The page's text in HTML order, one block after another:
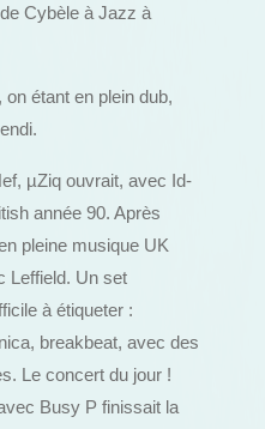
Cybèle à Jazz à
étant en plein dub,
µZiq ouvrait, avec Id-
année 90. Après
pleine musique UK
Leffield. Un set
à étiqueter :
breakbeat, avec des
Le concert du jour !
Busy P finissait la